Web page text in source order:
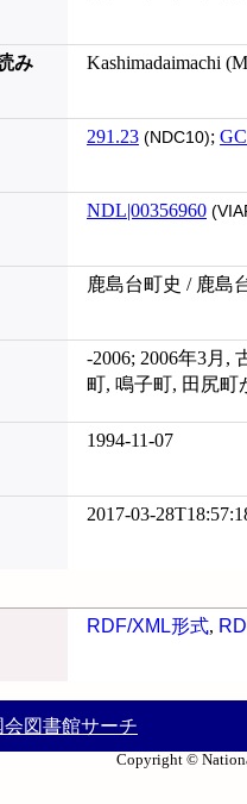
み Kashimadaimachi
291.23 (NDC10);
NDL|00356960
鹿島台町史 / 鹿島
-2006; 2006年3月,
町, 鳴子町, 田尻町
1994-11-07
2017-03-
RDF/XML形式,
会図書館サーチ
Copyright ©